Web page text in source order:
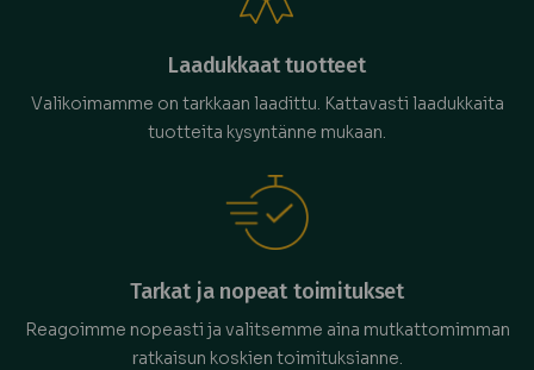
Laadukkaat tuotteet
Valikoimamme on tarkkaan laadittu. Kattavasti laadukkaita
tuotteita kysyntänne mukaan.
Tarkat ja nopeat toimitukset
Reagoimme nopeasti ja valitsemme aina mutkattomimman
ratkaisun koskien toimituksianne.